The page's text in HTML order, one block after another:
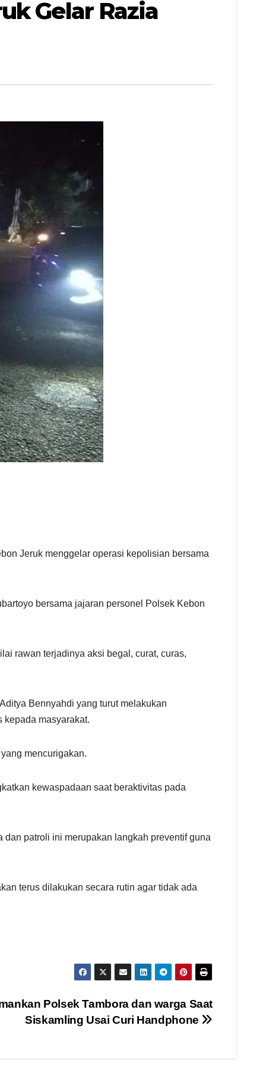
Gelar Razia
Jeruk menggelar operasi kepolisian bersama
bersama jajaran personel Polsek Kebon
rawan terjadinya aksi begal, curat, curas,
Bennyahdi yang turut melakukan
kepada masyarakat.
mencurigakan.
kewaspadaan saat beraktivitas pada
patroli ini merupakan langkah preventif guna
terus dilakukan secara rutin agar tidak ada
Polsek Tambora dan warga Saat
Siskamling Usai Curi Handphone